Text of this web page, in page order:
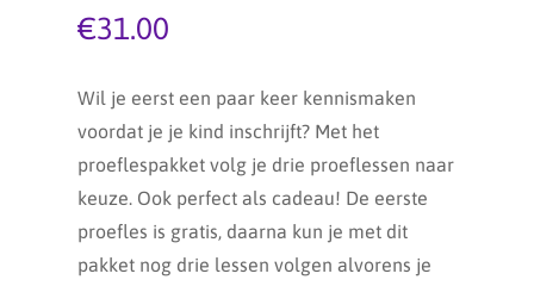
€31.00
Wil je eerst een paar keer kennismaken
voordat je je kind inschrijft? Met het
proeflespakket volg je drie proeflessen naar
keuze. Ook perfect als cadeau! De eerste
proefles is gratis, daarna kun je met dit
pakket nog drie lessen volgen alvorens je